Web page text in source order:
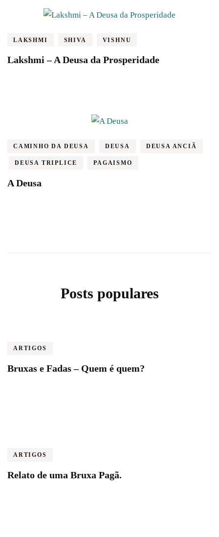
LAKSHMI SHIVA VISHNU
Lakshmi – A Deusa da Prosperidade
CAMINHO DA DEUSA DEUSA DEUSA ANCIÃ
DEUSA TRIPLICE PAGAISMO
A Deusa
Posts populares
ARTIGOS
Bruxas e Fadas – Quem é quem?
ARTIGOS
Relato de uma Bruxa Pagã.